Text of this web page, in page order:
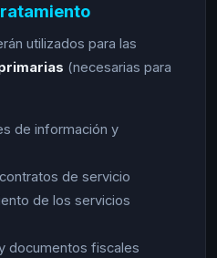
utilizados para las
(necesarias para
de información y
de servicio
de los servicios
documentos fiscales